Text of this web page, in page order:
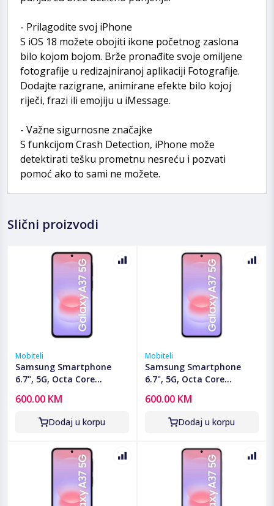
- Prilagodite svoj iPhone
S iOS 18 možete obojiti ikone početnog zaslona
bilo kojom bojom. Brže pronađite svoje omiljene
fotografije u redizajniranoj aplikaciji Fotografije.
Dodajte razigrane, animirane efekte bilo kojoj
riječi, frazi ili emojiju u iMessage.
- Važne sigurnosne značajke
S funkcijom Crash Detection, iPhone može
detektirati tešku prometnu nesreću i pozvati
pomoć ako to sami ne možete.
Slični proizvodi
Mobiteli
Samsung Smartphone
6.7", 5G, Octa Core
50Mpixel - Galaxy A37 5G
6GB/128GB Charcoal
600.00 KM
Dodaj u korpu
Mobiteli
Samsung Smartphone
6.7", 5G, Octa Core
50Mpixel - Galaxy A37 5G
6GB/128GB Lavender
600.00 KM
Dodaj u korpu